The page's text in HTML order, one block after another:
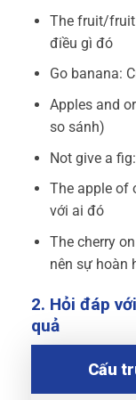
The fruit/
điều gì đó
Go banana:
Apples and
so sánh)
Not give a
The apple of
với ai đó
The cherry
nên sự hoàn
2. Hỏi đáp
quả
Cấu